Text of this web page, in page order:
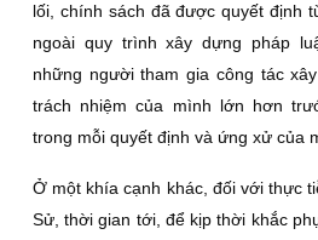
lối, chính sách đã được quyết định
ngoài quy trình xây dựng pháp
những người tham gia công tác
trách nhiệm của mình lớn hơn
trong mỗi quyết định và ứng xử của
Ở một khía cạnh khác, đối với thực
Sử, thời gian tới, để kịp thời khắc